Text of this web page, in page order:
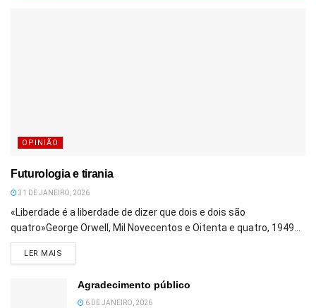
OPINIÃO
Futurologia e tirania
31 DE JANEIRO, 2026
«Liberdade é a liberdade de dizer que dois e dois são
quatro»George Orwell, Mil Novecentos e Oitenta e quatro, 1949...
LER MAIS
Agradecimento público
6 DE JANEIRO, 2026